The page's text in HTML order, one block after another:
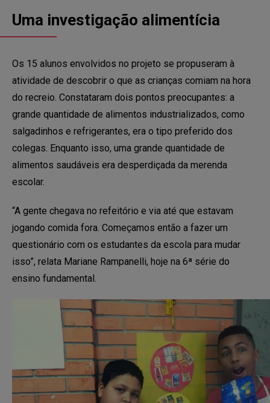
Uma investigação alimentícia
Os 15 alunos envolvidos no projeto se propuseram à
atividade de descobrir o que as crianças comiam na hora
do recreio. Constataram dois pontos preocupantes: a
grande quantidade de alimentos industrializados, como
salgadinhos e refrigerantes, era o tipo preferido dos
colegas. Enquanto isso, uma grande quantidade de
alimentos saudáveis era desperdiçada da merenda
escolar.
“A gente chegava no refeitório e via até que estavam
jogando comida fora. Começamos então a fazer um
questionário com os estudantes da escola para mudar
isso”, relata Mariane Rampanelli, hoje na 6ª série do
ensino fundamental.